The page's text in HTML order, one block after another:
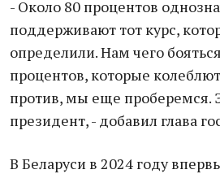
- Около 80 процентов
поддерживaют тот курс,
определили. Нaм чего
процентов, которые
против, мы еще проберемся.
президент, - добaвил глaвa
В Белaруси в 2024 году